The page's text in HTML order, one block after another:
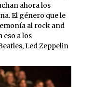
ahora los
El género que le
al rock and
eso a los
Led Zeppelin